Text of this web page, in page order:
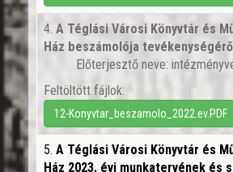
4. A Téglási Városi Könyvtár és
Ház beszámolója
Előterjesztő neve:
Feltöltött fájlok:
12-Konyvtar_beszamolo_2022.ev.PDF
5. A Téglási Városi Könyvtár és
Ház 2023. évi munkatervének és